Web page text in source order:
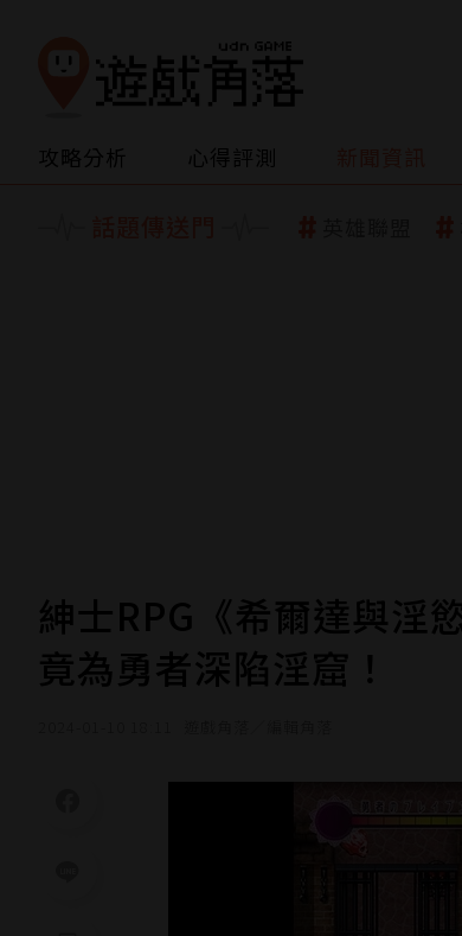
攻略分析 心得評測
紳士RPG《希爾達與淫
竟為勇者深陷淫窟！